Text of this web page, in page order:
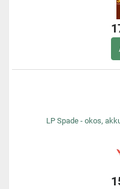
LP Spade - okos,